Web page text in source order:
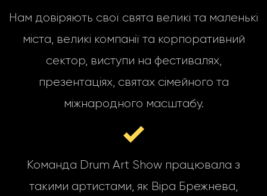
Нам довіряють свої свята великі та маленькі
міста, великі компанії та корпоративний
сектор, виступи на фестивалях,
презентаціях, святах сімейного та
міжнародного масштабу.
Команда Drum Art Show працювала з
такими артистами, як Віра Брежнева,